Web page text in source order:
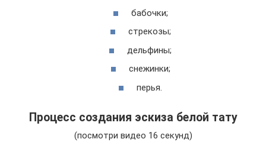
бабочки;
стрекозы;
дельфины;
снежинки;
перья.
Процесс создания эскиза белой тату
(посмотри видео 16 секунд)